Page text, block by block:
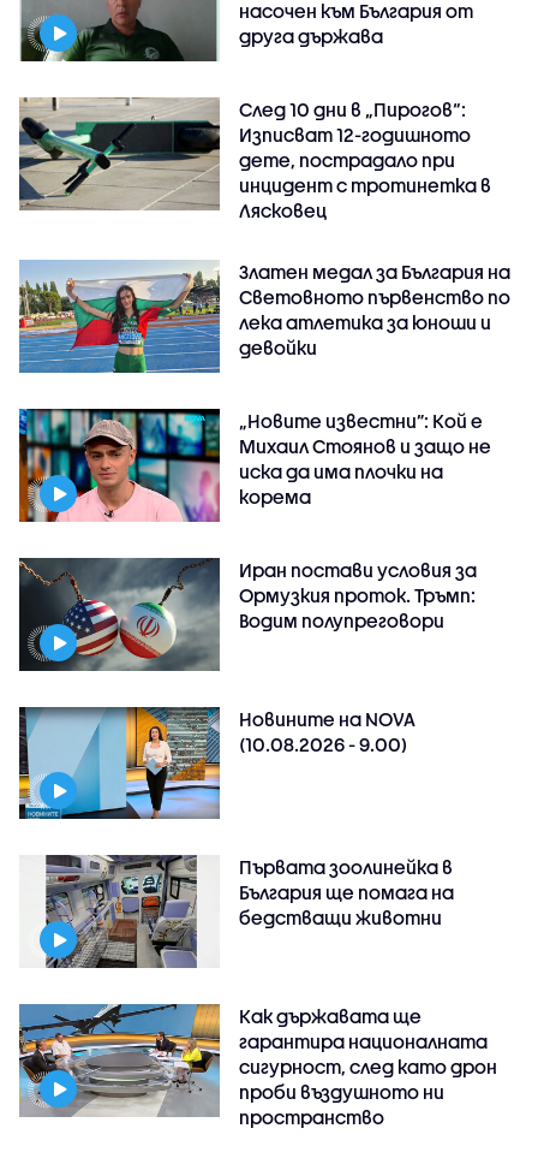
насочен към България от
друга държава
След 10 дни в „Пирогов“:
Изписват 12-годишното
дете, пострадало при
инцидент с тротинетка в
Лясковец
Златен медал за България на
Световното първенство по
лека атлетика за юноши и
девойки
„Новите известни”: Кой е
Михаил Стоянов и защо не
иска да има плочки на
корема
Иран постави условия за
Ормузкия проток. Тръмп:
Водим полупреговори
Новините на NOVA
(10.08.2026 - 9.00)
Първата зоолинейка в
България ще помага на
бедстващи животни
Как държавата ще
гарантира националната
сигурност, след като дрон
проби въздушното ни
пространство